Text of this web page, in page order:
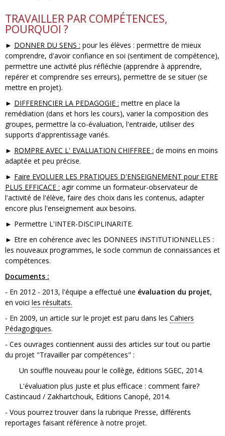
TRAVAILLER PAR COMPÉTENCES,
POURQUOI ?
► DONNER DU SENS : pour les élèves : permettre de mieux
comprendre, d'avoir confiance en soi (sentiment de compétence),
permettre une activité plus réfléchie (apprendre à apprendre,
repérer et comprendre ses erreurs), permettre de se situer (se
mettre en projet).
► DIFFERENCIER LA PEDAGOGIE : mettre en place la
remédiation (dans et hors les cours), varier la composition des
groupes, permettre la co-évaluation, l'entraide, utiliser des
supports d'apprentissage variés.
► ROMPRE AVEC L' EVALUATION CHIFFREE : de moins en moins
adaptée et peu précise.
► Faire EVOLUER LES PRATIQUES D'ENSEIGNEMENT pour ETRE
PLUS EFFICACE : agir comme un formateur-observateur de
l'activité de l'élève, faire des choix dans les contenus, adapter
encore plus l'enseignement aux besoins.
► Permettre L'INTER-DISCIPLINARITE.
► Etre en cohérence avec les DONNEES INSTITUTIONNELLES :
les nouveaux programmes, le socle commun de connaissances et
compétences.
Documents :
- En 2012 - 2013, l'équipe a effectué une évaluation du projet,
en voici les résultats.
- En 2009, un article sur le projet est paru dans les Cahiers
Pédagogiques.
- Ces ouvrages contiennent aussi des articles sur tout ou partie
du projet "Travailler par compétences" :
Un souffle nouveau pour le collège, éditions SGEC, 2014.
L'évaluation plus juste et plus efficace : comment faire?
Castincaud / Zakhartchouk, Editions Canopé, 2014.
- Vous pourrez trouver dans la rubrique Presse, différents
reportages faisant référence à notre projet.